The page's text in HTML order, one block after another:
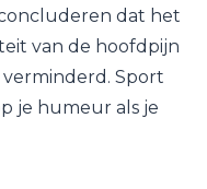
dat het
van de hoofdpijn
Sport
je humeur als je